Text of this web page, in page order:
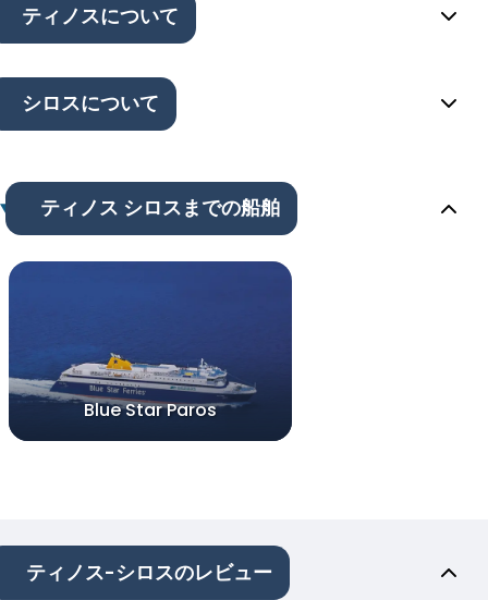
ティノスについて
シロスについて
ティノス シロスまでの船舶
Blue Star Paros
ティノス-シロスのレビュー